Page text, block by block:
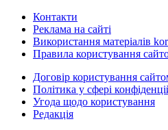
Контакти
Реклама на сайті
Використання матеріалів
Правила користування
Договір користування
Політика у сфері
Угода щодо користування
Редакція